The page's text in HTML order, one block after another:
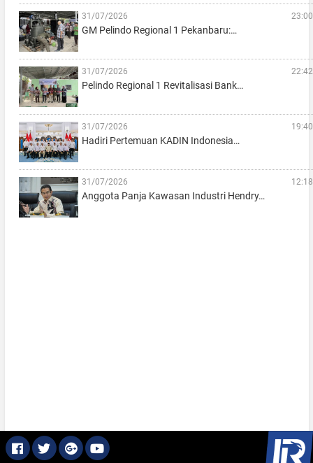
31/07/2026 23:00
GM Pelindo Regional 1 Pekanbaru:…
31/07/2026 22:42
Pelindo Regional 1 Revitalisasi Bank…
31/07/2026 19:40
Hadiri Pertemuan KADIN Indonesia…
31/07/2026 12:18
Anggota Panja Kawasan Industri Hendry…